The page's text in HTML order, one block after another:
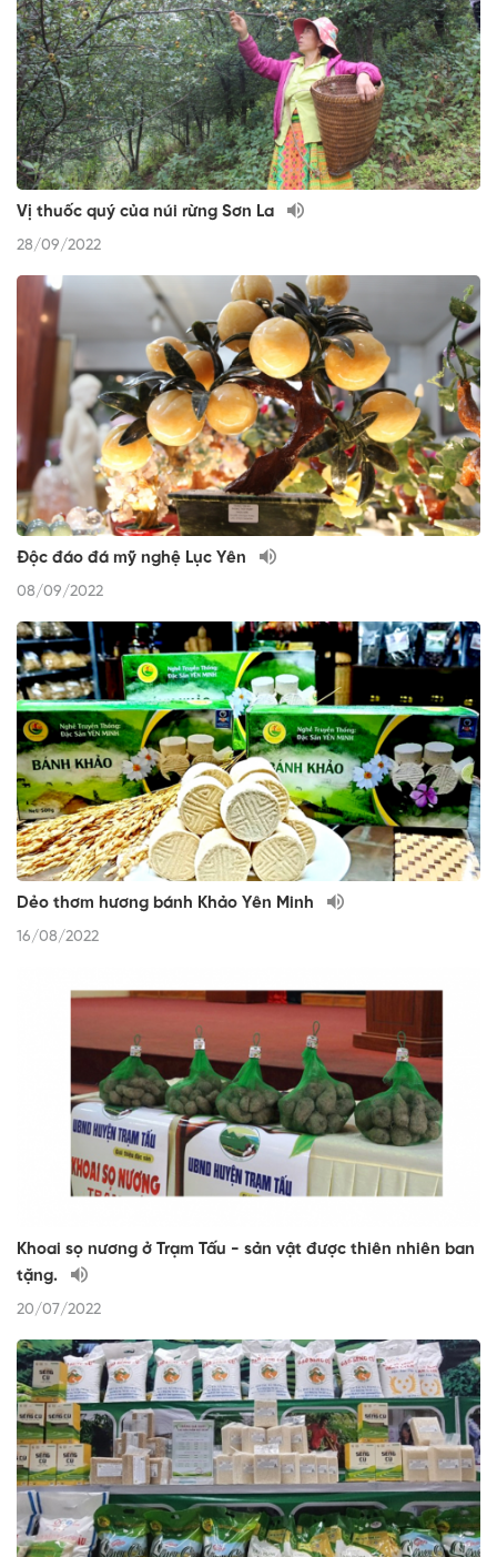
Vị thuốc quý của núi rừng Sơn La
28/09/2022
Độc đáo đá mỹ nghệ Lục Yên
08/09/2022
Dẻo thơm hương bánh Khảo Yên Minh
16/08/2022
Khoai sọ nương ở Trạm Tấu - sản vật được thiên nhiên ban
tặng.
20/07/2022